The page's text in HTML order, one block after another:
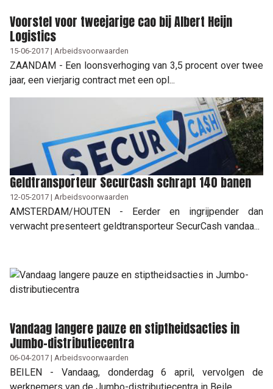
Voorstel voor tweejarige cao bij Albert Heijn
Logistics
15-06-2017 | Arbeidsvoorwaarden
ZAANDAM - Een loonsverhoging van 3,5 procent over twee
jaar, een vierjarig contract met een opl...
Geldtransporteur SecurCash schrapt 140 banen
12-05-2017 | Arbeidsvoorwaarden
AMSTERDAM/HOUTEN - Eerder en ingrijpender dan
verwacht presenteert geldtransporteur SecurCash vandaa...
Vandaag langere pauze en stiptheidsacties in
Jumbo-distributiecentra
06-04-2017 | Arbeidsvoorwaarden
BEILEN - Vandaag, donderdag 6 april, vervolgen de